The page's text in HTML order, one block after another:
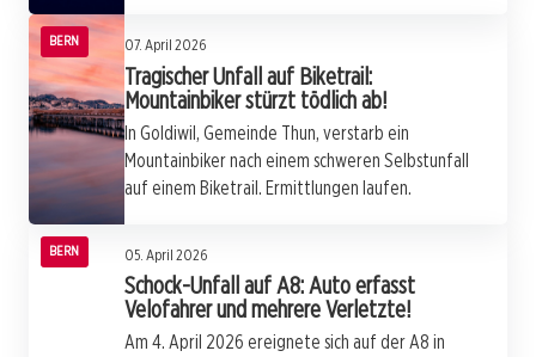
BERN 07. April 2026
Tragischer Unfall auf Biketrail:
Mountainbiker stürzt tödlich ab!
In Goldiwil, Gemeinde Thun, verstarb ein
Mountainbiker nach einem schweren Selbstunfall
auf einem Biketrail. Ermittlungen laufen.
BERN 05. April 2026
Schock-Unfall auf A8: Auto erfasst
Velofahrer und mehrere Verletzte!
Am 4. April 2026 ereignete sich auf der A8 in